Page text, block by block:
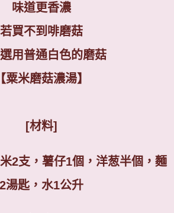
味道更香濃
若買不到啡磨菇
用普通白色的磨菇
【粟米磨菇濃湯】
[材料]
2支，薯仔1個，洋葱半個，麵
2湯匙，水1公升